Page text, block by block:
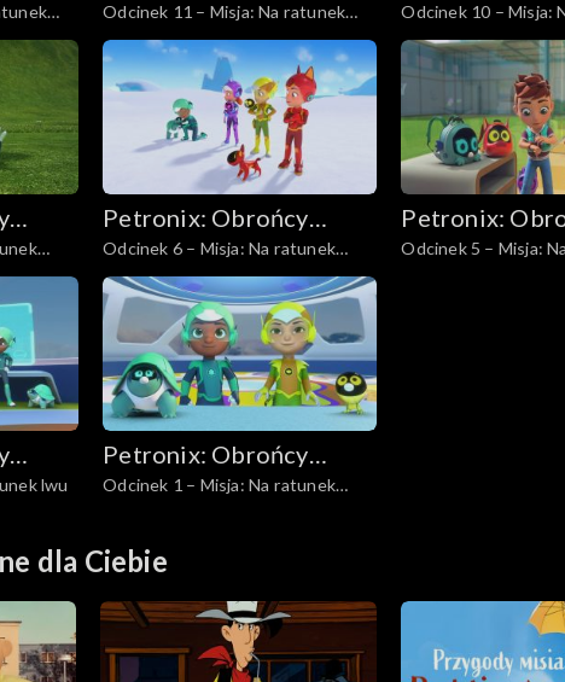
zwierząt
Odcinek 11 – Misja: Na ratunek
psom husky
zwierząt
Odcinek 10 – Misja:
arze,
Petronix: Obrońcy
zwierząt
Odcinek 6 – Misja: Na ratunek
pingwinom cesarskim
Petronix:
zwierząt
Odcinek 5 – Misja:
lwu
Petronix: Obrońcy
zwierząt
Odcinek 1 – Misja: Na ratunek
dla Ciebie